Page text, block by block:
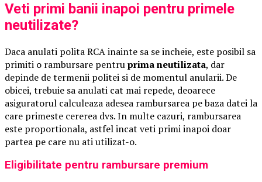
Veti primi banii inapoi pentru primele
neutilizate?
Daca anulati polita RCA inainte sa se incheie, este posibil sa
primiti o rambursare pentruprima neutilizata, dar
depinde de termenii politei si de momentul anularii. De
obicei, trebuie sa anulati cat mai repede, deoarece
asiguratorul calculeaza adesea rambursarea pe baza datei la
care primeste cererea dvs. In multe cazuri, rambursarea
este proportionala, astfel incat veti primi inapoi doar
partea pe care nu ati utilizat-o.
Eligibilitate pentru rambursare premium